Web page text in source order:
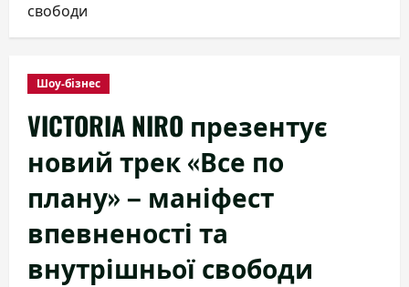
свободи
Шоу-бізнес
VICTORIA NIRO презентує
новий трек «Все по
плану» – маніфест
впевненості та
внутрішньої свободи